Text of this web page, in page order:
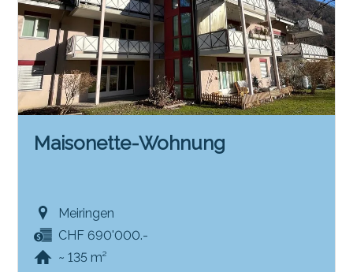
Maisonette-Wohnung
Meiringen
CHF 690'000.-
~ 135 m²